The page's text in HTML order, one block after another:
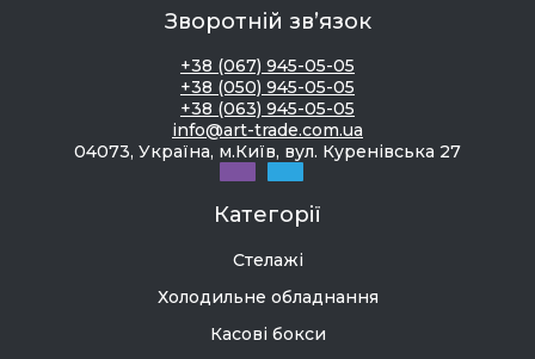
Зворотній зв’язок
+38 (067) 945-05-05
+38 (050) 945-05-05
+38 (063) 945-05-05
info@art-trade.com.ua
04073, Україна, м.Київ, вул. Куренівська 27
Категорії
Стелажі
Холодильне обладнання
Касові бокси